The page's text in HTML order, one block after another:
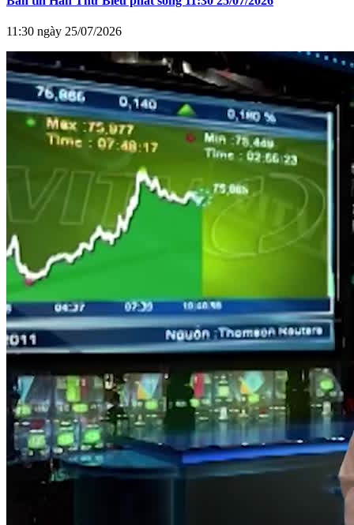
11:30 ngày 25/07/2026